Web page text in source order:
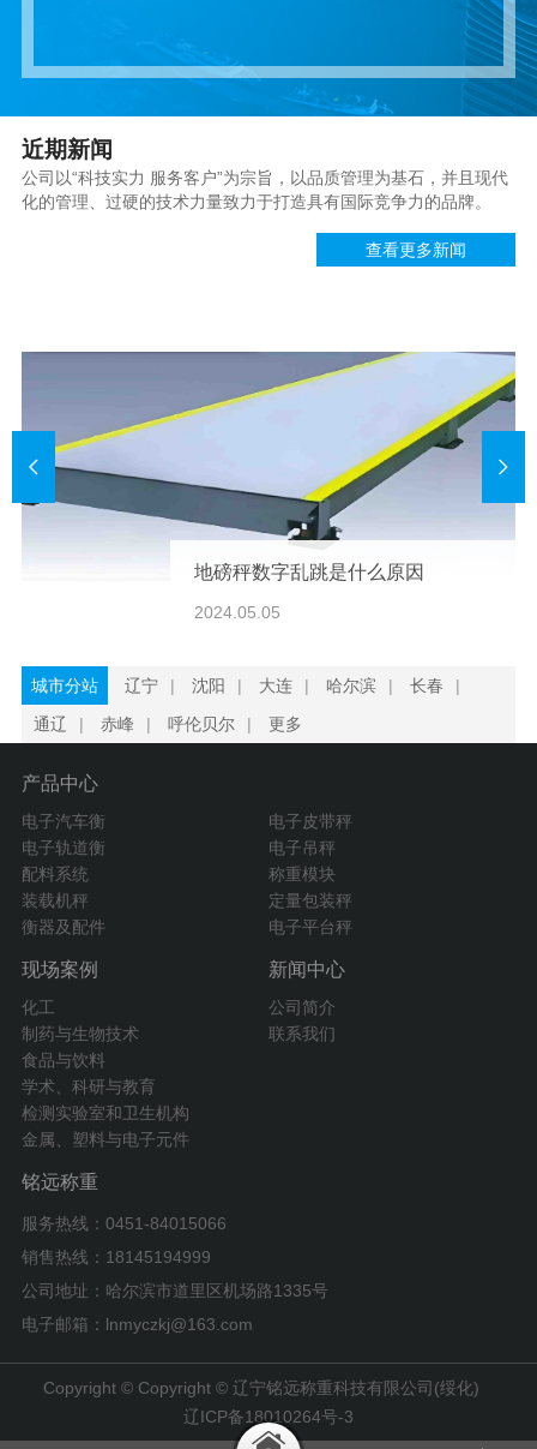
近期新闻
公司以“科技实力 服务客户”为宗旨，以品质管理为基石，并且现代
化的管理、过硬的技术力量致力于打造具有国际竞争力的品牌。
查看更多新闻
地磅秤数字乱跳是什么原因
2024.05.05
城市分站 辽宁 | 沈阳 | 大连 | 哈尔滨 | 长春
|
通辽
| 赤峰 | 呼伦贝尔 | 更多
产品中心
电子汽车衡
电子皮带秤
电子轨道衡
电子吊秤
配料系统
称重模块
装载机秤
定量包装秤
衡器及配件
电子平台秤
现场案例
化工
制药与生物技术
食品与饮料
学术、科研与教育
检测实验室和卫生机构
金属、塑料与电子元件
新闻中心
公司简介
联系我们
铭远称重
服务热线：0451-84015066
销售热线：18145194999
公司地址：哈尔滨市道里区机场路1335号
电子邮箱：lnmyczkj@163.com
Copyright © Copyright © 辽宁铭远称重科技有限公司(绥化)
辽ICP备18010264号-3